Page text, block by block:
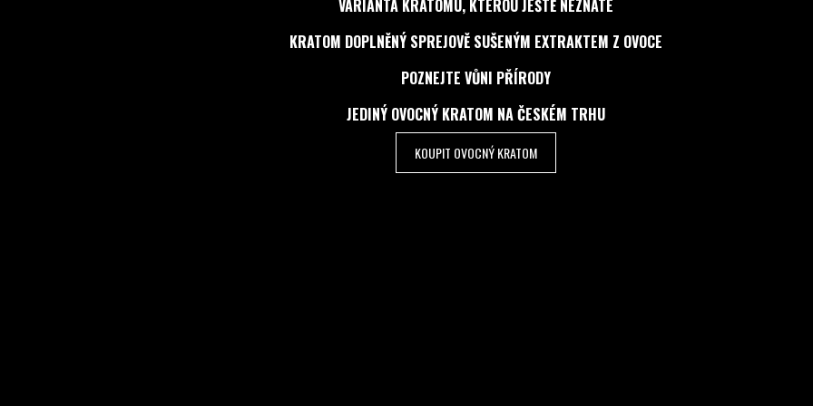
VARIANTA KRATOMU, KTEROU JEŠTĚ NEZNÁTE
KRATOM DOPLNĚNÝ SPREJOVĚ SUŠENÝM EXTRAKTEM Z OVOCE
POZNEJTE VŮNI PŘÍRODY
JEDINÝ OVOCNÝ KRATOM NA ČESKÉM TRHU
KOUPIT OVOCNÝ KRATOM